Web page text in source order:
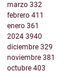
marzo 332
febrero 411
enero 361
2024 3940
diciembre 329
noviembre 381
octubre 403